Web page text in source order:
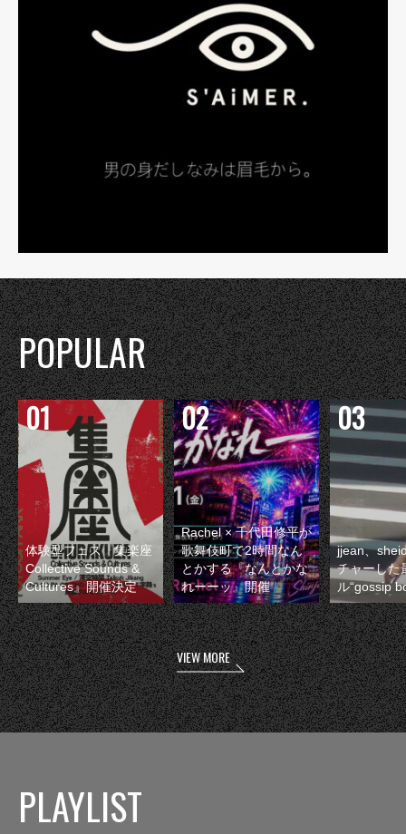
POPULAR
体験型フェス『集楽座
Collective Sounds &
Cultures』開催決定
Rachel × 千代田修平が
歌舞伎町で2時間なん
とかする『なんとかな
れーーッ』開催
jjean、
チャーした
ル“gossip
VIEW MORE
PLAYLIST